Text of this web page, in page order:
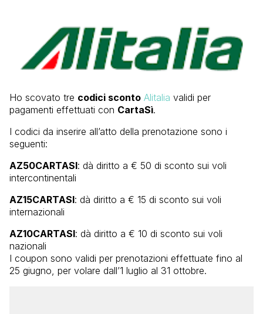
Ho scovato tre codici sconto Alitalia validi per
pagamenti effettuati con CartaSì.
I codici da inserire all’atto della prenotazione sono i
seguenti:
AZ50CARTASI: dà diritto a € 50 di sconto sui voli
intercontinentali
AZ15CARTASI: dà diritto a € 15 di sconto sui voli
internazionali
AZ10CARTASI: dà diritto a € 10 di sconto sui voli
nazionali
I coupon sono validi per prenotazioni effettuate fino al
25 giugno, per volare dall’1 luglio al 31 ottobre.